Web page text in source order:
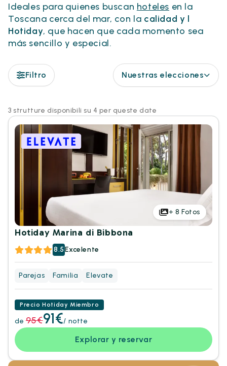
Ideales para quienes buscan hoteles en la
Toscana cerca del mar, con la calidad y l
Hotiday, que hacen que cada momento sea
más sencillo y especial.
Filtro Nuestras elecciones
3 strutture disponibili su 4 per queste date
+ 8 Fotos
Hotiday Marina di Bibbona
8.5 Excelente
Parejas Familia Elevate
Precio Hotiday Miembro
de 95€91€/ notte
Explorar y reservar